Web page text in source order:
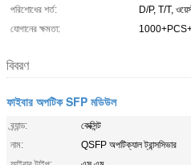
পরিশোধের শর্ত:
D/P, T/T,
যোগানের ক্ষমতা:
বিবরণ
ফাইবার অপটিক SFP মডিউল
ব্র্যান্ড:
কেক্সিন্ট
নাম:
QSFP অপটিক্যাল ট্রান্সসিভার